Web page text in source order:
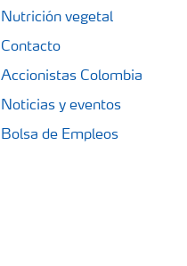
Nutrición vegetal
Contacto
Accionistas Colombia
Noticias y eventos
Bolsa de Empleos